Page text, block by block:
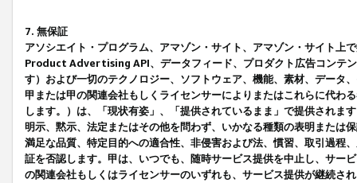
7. 無保証
アソシエイト・プログラム、アマゾン・サイト、アマゾン・サイト上
Product Advertising API、データフィード、プロダクト広告コンテ
す）および一切のテクノロジー、ソフトウェア、機能、素材、データ
甲または甲の関連会社もしくライセンサーによりまたはこれらに代わ
します。）は、「現状有姿」、「提供されているまま」で提供されま
明示、黙示、法定またはその他を問わず、いかなる種類の表明または
満足な品質、特定目的への適合性、非侵害および法、慣習、取引過程
証を否認します。甲は、いつでも、随時サービス提供を中止し、サー
の関連会社もしくはライセンサーのいずれも、サービス提供が継続さ